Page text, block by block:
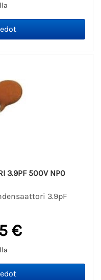
3.9PF 500V NP0
3.9pF
€